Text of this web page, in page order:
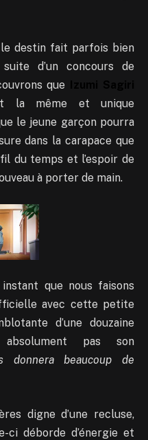
le destin fait parfois bien
d’un concours de
que
la même et unique
le jeune garçon pourra
dans la carapace que
du temps et l’espoir de
à porter de main.
que nous faisons
avec cette petite
d’une douzaine
absolument pas son
donnera beaucoup de
digne d’une recluse,
ci déborde d’énergie et